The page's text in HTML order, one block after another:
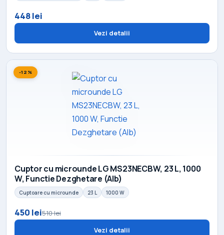
448 lei
Vezi detalii
-12%
Cuptor cu microunde LG MS23NECBW, 23 L, 1000
W, Functie Dezghetare (Alb)
Cuptoare cu microunde 23 L 1000 W
450 lei510 lei
Vezi detalii